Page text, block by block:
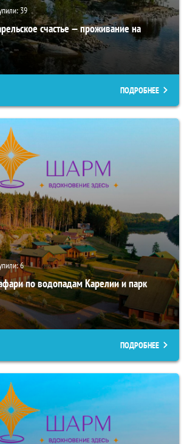
39
счастье — проживание на
ПОДРОБНЕЕ
6
по водопадам Карелии и парк
ПОДРОБНЕЕ